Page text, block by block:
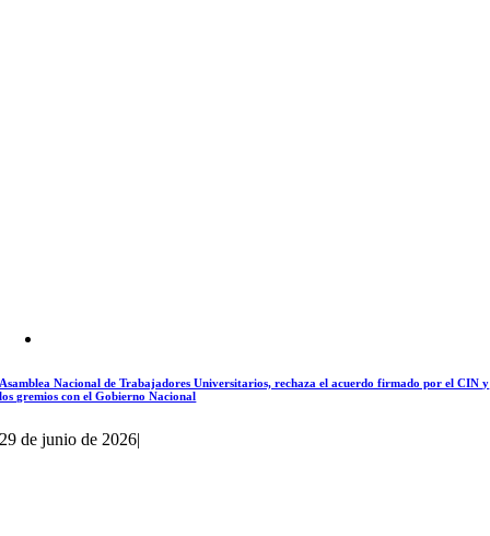
Asamblea Nacional de Trabajadores Universitarios, rechaza el acuerdo firmado por el CIN y
los gremios con el Gobierno Nacional
29 de junio de 2026|